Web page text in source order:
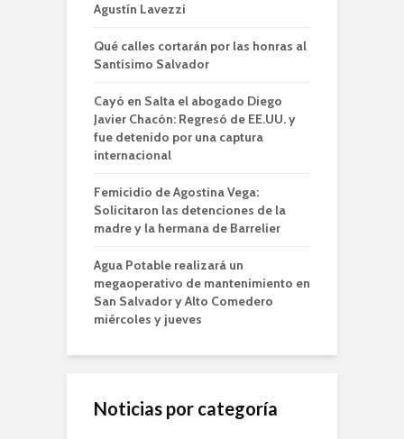
Agustín Lavezzi
Qué calles cortarán por las honras al
Santísimo Salvador
Cayó en Salta el abogado Diego
Javier Chacón: Regresó de EE.UU. y
fue detenido por una captura
internacional
Femicidio de Agostina Vega:
Solicitaron las detenciones de la
madre y la hermana de Barrelier
Agua Potable realizará un
megaoperativo de mantenimiento en
San Salvador y Alto Comedero
miércoles y jueves
Noticias por categoría